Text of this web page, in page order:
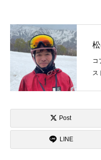
コ
ス
重
Post
LINE